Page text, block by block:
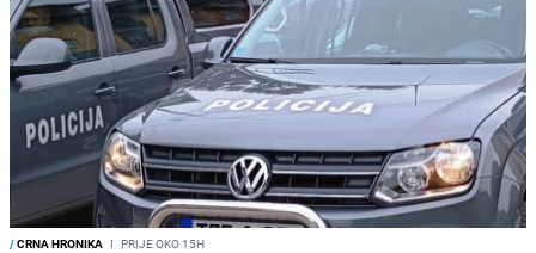
/CRNA HRONIKA I PRIJE OKO 15H